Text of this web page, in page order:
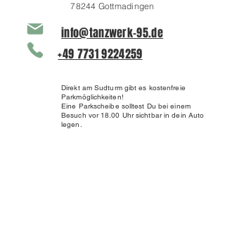
78244 Gottmadingen
+49 7731 9224259
Direkt am Sudturm gibt es kostenfreie
Parkmöglichkeiten!
Eine Parkscheibe solltest Du bei einem
Besuch vor 18.00 Uhr sichtbar in dein Auto
legen.
info@tanzwerk-95.de